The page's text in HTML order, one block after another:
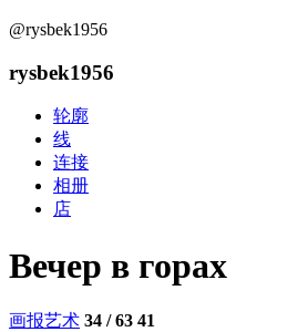
@rysbek1956
rysbek1956
轮廓
线
连接
相册
店
Вечер в горах
画报艺术 34 / 63 41